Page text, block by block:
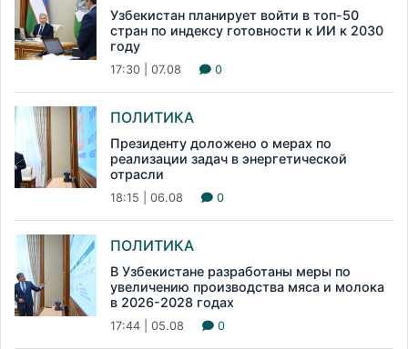
Узбекистан планирует войти в топ-50
стран по индексу готовности к ИИ к 2030
году
17:30 | 07.08 0
ПОЛИТИКА
Президенту доложено о мерах по
реализации задач в энергетической
отрасли
18:15 | 06.08 0
ПОЛИТИКА
В Узбекистане разработаны меры по
увеличению производства мяса и молока
в 2026-2028 годах
17:44 | 05.08 0